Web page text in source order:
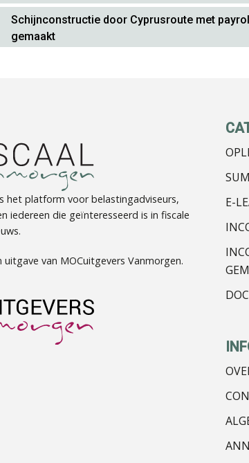
Schijnconstructie door Cyprusroute met
gemaakt
het platform voor belastingadviseurs,
iedereen die geïnteresseerd is in fiscale
uitgave van MOCuitgevers Vanmorgen.
E-